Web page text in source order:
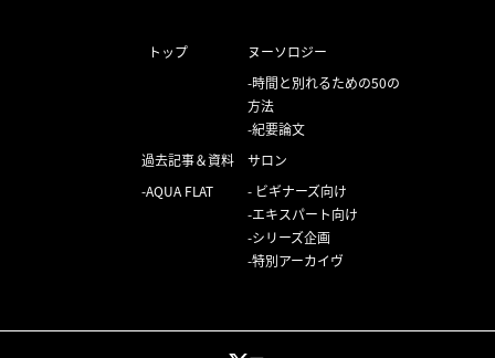
トップ
ヌーソロジー
時間と別れるための50の
方法
紀要論文
過去記事＆資料
AQUA FLAT
サロン
ビギナーズ向け
エキスパート向け
シリーズ企画
特別アーカイヴ